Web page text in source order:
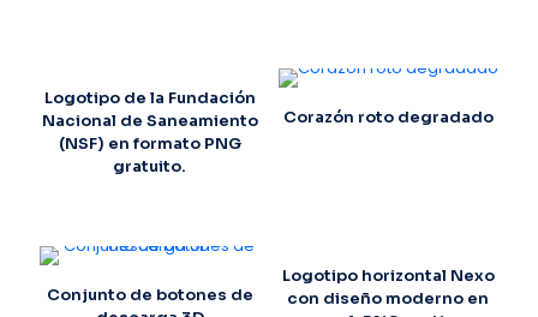
Logotipo de la Fundación
Nacional de Saneamiento
(NSF) en formato PNG
gratuito.
Corazón roto degradado
Conjunto de botones de
Logotipo horizontal Nexo
con diseño moderno en